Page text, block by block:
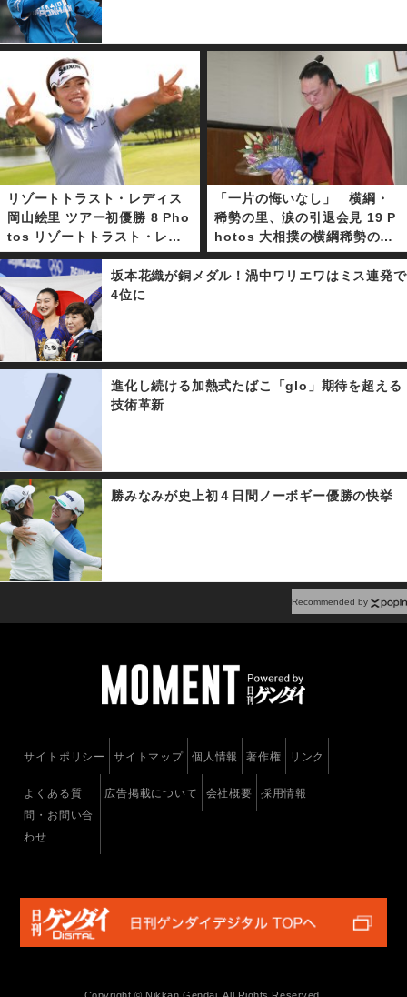
リゾートトラスト・レディス
岡山絵里 ツアー初優勝 8 Pho
tos リゾートトラスト・レデ
ィス最終日が５月２７日、関
西ゴルフ倶楽部(兵庫県)で行
われ、２１歳の岡山絵里が勝
みなみとのプレーオフを制
し、プロ４年目でツアー初優
勝を果たした。
「一片の悔いなし」 横綱・
稀勢の里、涙の引退会見 19 P
hotos 大相撲の横綱稀勢の里
が引退会見をおこなった。進
退をかけ背水の陣で挑んだ初
土俵を去ることとなった。
坂本花織が銅メダル！渦中ワリエワはミス連発で
4位に
進化し続ける加熱式たばこ「glo」期待を超える
技術革新
勝みなみが史上初４日間ノーボギー優勝の快挙
Recommended by
サイトポリシー サイトマップ 個人情報 著作権 リンク
よくある質
問・お問い合
わせ
広告掲載について 会社概要 採用情報